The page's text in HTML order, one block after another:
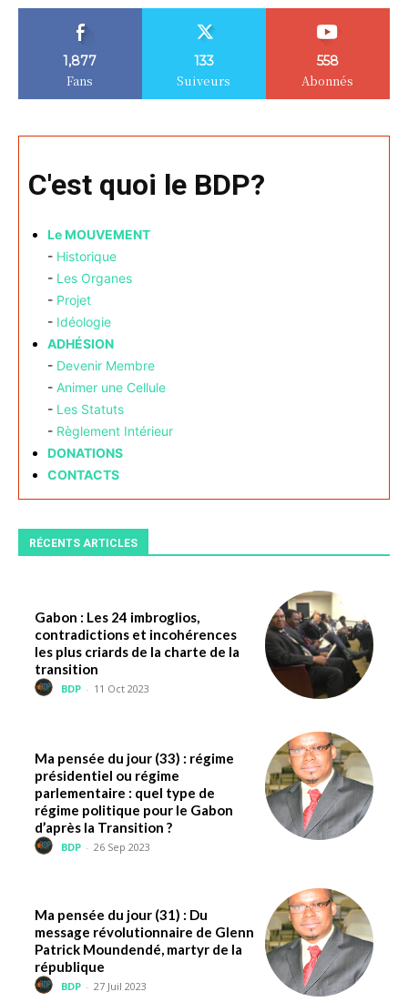
1,877
Fans
133
Suiveurs
558
Abonnés
C'est quoi le BDP?
Le MOUVEMENT
- Historique
- Les Organes
- Projet
- Idéologie
ADHÉSION
- Devenir Membre
- Animer une Cellule
- Les Statuts
- Règlement Intérieur
DONATIONS
CONTACTS
RÉCENTS ARTICLES
Gabon : Les 24 imbroglios,
contradictions et incohérences
les plus criards de la charte de la
transition
BDP - 11 Oct 2023
Ma pensée du jour (33) : régime
présidentiel ou régime
parlementaire : quel type de
régime politique pour le Gabon
d’après la Transition ?
BDP - 26 Sep 2023
Ma pensée du jour (31) : Du
message révolutionnaire de Glenn
Patrick Moundendé, martyr de la
république
BDP - 27 Juil 2023